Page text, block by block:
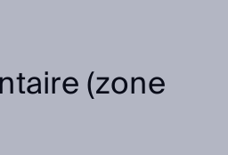
(zone